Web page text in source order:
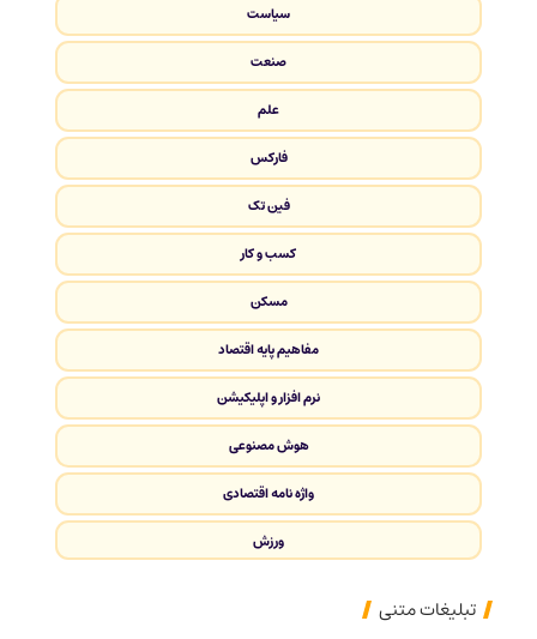
سیاست
صنعت
علم
فارکس
فین تک
کسب و کار
مسکن
مفاهیم پایه اقتصاد
نرم افزار و اپلیکیشن
هوش مصنوعی
واژه نامه اقتصادی
ورزش
تبلیغات متنی